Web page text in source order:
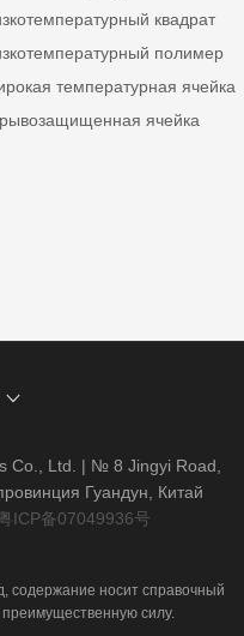
квадрат
полимер
температурная ячейка
ячейка
Co., Ltd. | № 8 Jingyi Road,
Гуандун, Китай
粤ICP备07049936号
носит справочный
силу.